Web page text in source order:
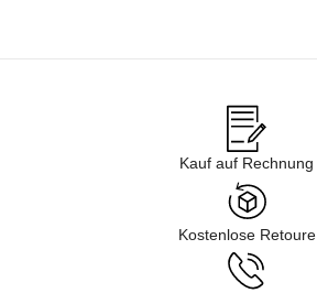
Kauf auf Rechnung
Kostenlose Retoure